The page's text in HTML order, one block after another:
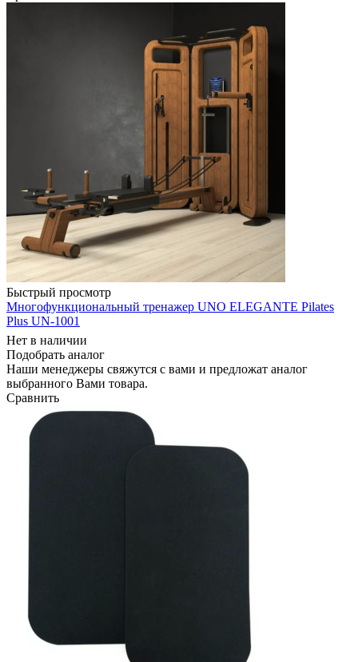
Быстрый просмотр
Многофункциональный тренажер UNO ELEGANTE Pilates
Plus UN-1001
Нет в наличии
Подобрать аналог
Наши менеджеры свяжутся с вами и предложат аналог
выбранного Вами товара.
Сравнить